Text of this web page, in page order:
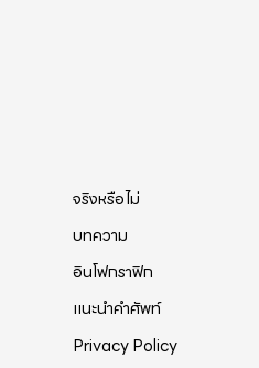
จริงหรือไม่
บทความ
อินโฟกราฟิก
แนะนำคำศัพท์
Privacy Policy